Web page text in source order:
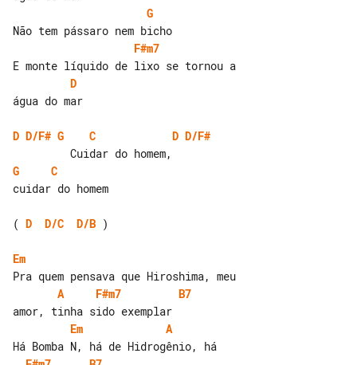
G
F#m7
D
água do mar
D D/F# G C D D/F#
G
C
cuidar do homem
( D D/C D/B )
Em
A
F#m7
B7
Em
A